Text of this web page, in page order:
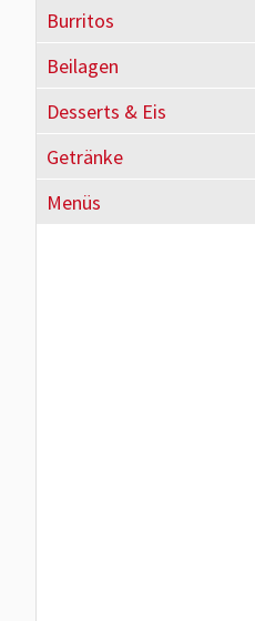
Burritos
Beilagen
Desserts & Eis
Getränke
Menüs